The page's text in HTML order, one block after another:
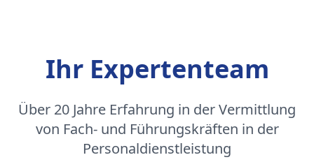
Ihr Expertenteam
Über 20 Jahre Erfahrung in der Vermittlung
von Fach- und Führungskräften in der
Personaldienstleistung